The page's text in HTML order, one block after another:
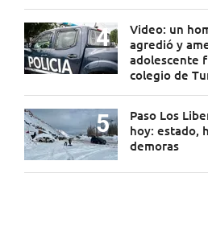
Video: un
agredió y
adolescente
colegio de
Paso Los
hoy: estado,
demoras